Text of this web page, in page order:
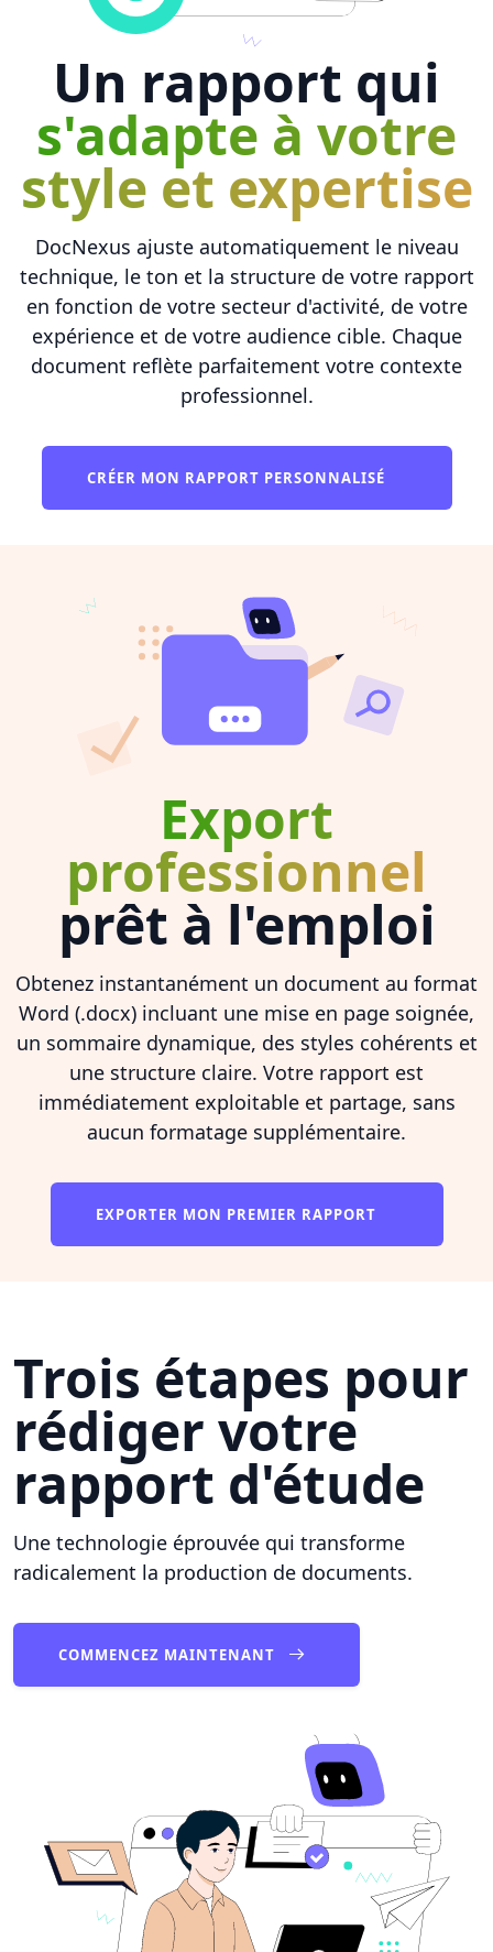
Un rapport qui
s'adapte à votre
style et expertise
DocNexus ajuste automatiquement le niveau
technique, le ton et la structure de votre rapport
en fonction de votre secteur d'activité, de votre
expérience et de votre audience cible. Chaque
document reflète parfaitement votre contexte
professionnel.
CRÉER MON RAPPORT PERSONNALISÉ
Export
professionnel
prêt à l'emploi
Obtenez instantanément un document au format
Word (.docx) incluant une mise en page soignée,
un sommaire dynamique, des styles cohérents et
une structure claire. Votre rapport est
immédiatement exploitable et partage, sans
aucun formatage supplémentaire.
EXPORTER MON PREMIER RAPPORT
Trois étapes pour
rédiger votre
rapport d'étude
Une technologie éprouvée qui transforme
radicalement la production de documents.
COMMENCEZ MAINTENANT